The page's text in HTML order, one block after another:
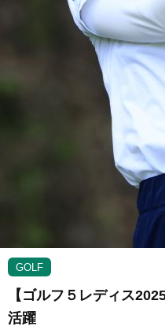
GOLF
【ゴルフ５レディス
活躍